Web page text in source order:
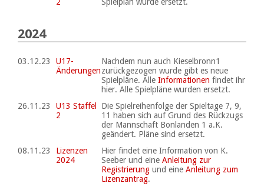
2024
03.12.23
U17-
Änderungen
Nachdem nun auch Kieselbronn1
zurückgezogen wurde gibt es neue
Spielpläne. Alle Informationen findet ihr
hier. Alle Spielpläne wurden ersetzt.
26.11.23
U13 Staffel
2
Die Spielreihenfolge der Spieltage 7, 9,
11 haben sich auf Grund des Rückzugs
der Mannschaft Bonlanden 1 a.K.
geändert. Pläne sind ersetzt.
08.11.23
Lizenzen
2024
Hier findet eine Information von K.
Seeber und eine Anleitung zur
Registrierung und eine Anleitung zum
Lizenzantrag.